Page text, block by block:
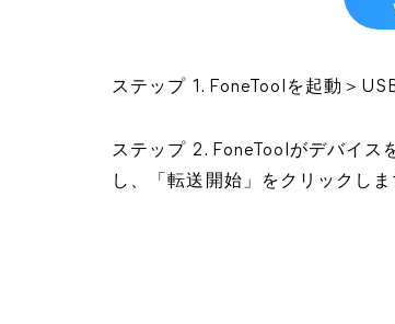
ステップ 1. FoneToolを起動＞
ステップ 2. FoneToolがデバイス
し、「転送開始」をクリックしま